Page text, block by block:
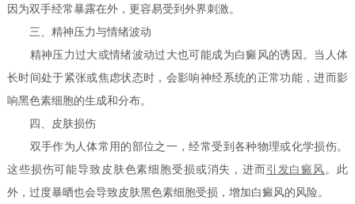
因为双手经常暴露在外，更容易受到外界刺激。
三、精神压力与情绪波动
精神压力过大或情绪波动过大也可能成为白癜风的诱因。当人体
长时间处于紧张或焦虑状态时，会影响神经系统的正常功能，进而影
响黑色素细胞的生成和分布。
四、皮肤损伤
双手作为人体常用的部位之一，经常受到各种物理或化学损伤。
这些损伤可能导致皮肤色素细胞受损或消失，进而 引发白癜风。此
外，过度暴晒也会导致皮肤黑色素细胞受损，增加白癜风的风险。